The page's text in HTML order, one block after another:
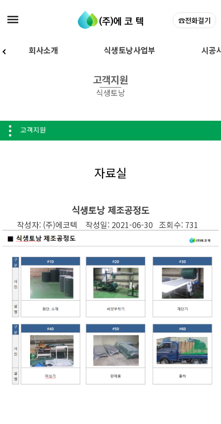
☎전화걸기
회사소개 식생토낭사업부
식생토낭공법
제품소개
시공
고객지원
식생토낭
고객지원
자료실
식생토낭 제조공정도
작성자: (주)에코텍 작성일: 2021-06-30 조회수: 731